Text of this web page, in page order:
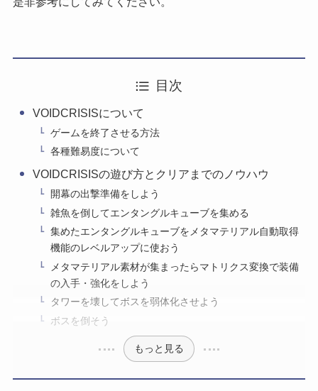
目次
VOIDCRISISについて
ゲームを終了させる方法
各種難易度について
VOIDCRISISの遊び方とクリアまでのノウハウ
開幕の出撃準備をしよう
雑魚を倒してエンタングルキューブを集める
集めたエンタングルキューブをメタマテリアル自動取得
機能のレベルアップに使おう
メタマテリアル素材が集まったらマトリクス変換で装備
の入手・強化をしよう
タワーを壊してボスを弱体化させよう
ボスを倒そう
もっと見る